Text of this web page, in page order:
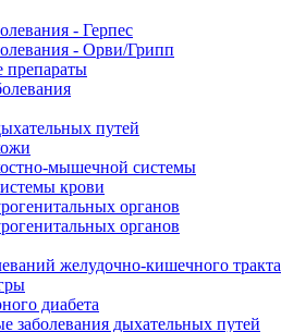
- Герпес
- Орви/Грипп
препараты
путей
мышечной системы
крови
органов
органов
желудочно-кишечного тракта
диабета
заболевания дыхательных путей